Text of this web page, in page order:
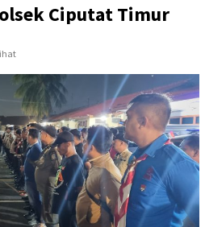
Ciputat Timur